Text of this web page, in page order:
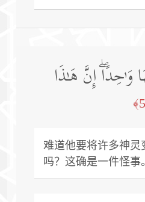
وَ ٰ⁠حِدًاۖ إِنَّ هَـٰذَا
难道他要将许多神灵
吗？这确是一件怪事。